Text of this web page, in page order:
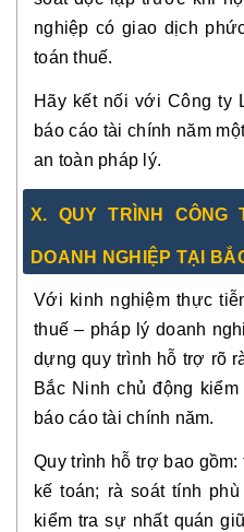
nghiệp có giao dịch
toán thuế.
Hãy kết nối với Công ty
báo cáo tài chính năm
an toàn pháp lý.
X. QUY TRÌNH
DOANH NGHIỆP TẠI
Với kinh nghiệm thực
thuế – pháp lý doanh
dựng quy trình hỗ trợ rõ
Bắc Ninh chủ động
báo cáo tài chính năm.
Quy trình hỗ trợ bao
kế toán; rà soát tính
kiểm tra sự nhất quán